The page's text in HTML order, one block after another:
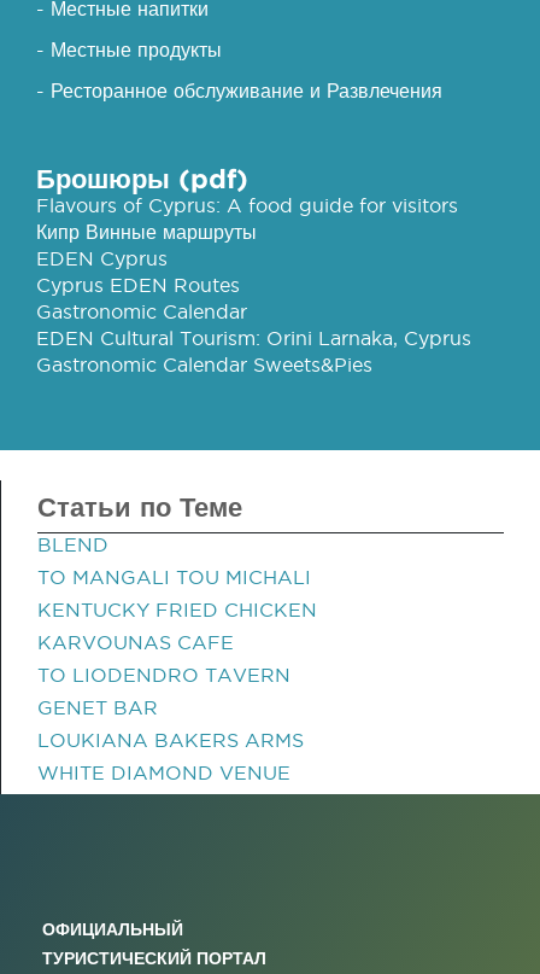
- Местные напитки
- Местные продукты
- Ресторанное обслуживание и Развлечения
Брошюры (pdf)
Flavours of Cyprus: A food guide for visitors
Кипр Винные маршруты
EDEN Cyprus
Cyprus EDEN Routes
Gastronomic Calendar
EDEN Cultural Tourism: Orini Larnaka, Cyprus
Gastronomic Calendar Sweets&Pies
Статьи по Теме
BLEND
TO MANGALI TOU MICHALI
KENTUCKY FRIED CHICKEN
KARVOUNAS CAFE
TO LIODENDRO TAVERN
GENET BAR
LOUKIANA BAKERS ARMS
WHITE DIAMOND VENUE
ОФИЦИАЛЬНЫЙ
ТУРИСТИЧЕСКИЙ ПОРТАЛ